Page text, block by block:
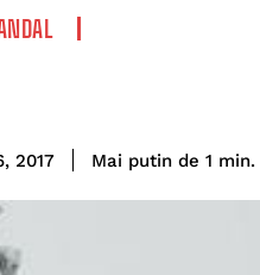
2017 Mai putin de 1 min.